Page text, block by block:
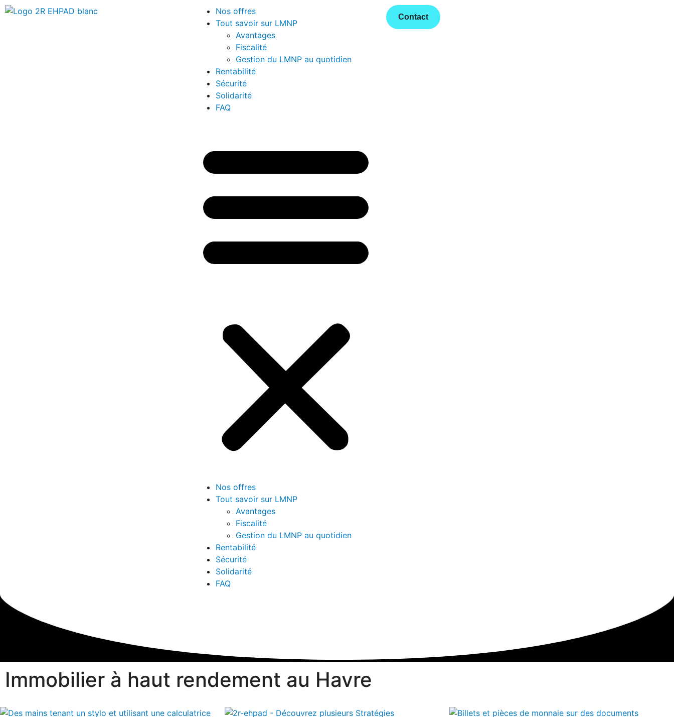
Nos offres
Tout savoir sur LMNP
Avantages
Fiscalité
Gestion du LMNP au quotidien
Rentabilité
Sécurité
Solidarité
FAQ
Nos offres
Tout savoir sur LMNP
Avantages
Fiscalité
Gestion du LMNP au quotidien
Rentabilité
Sécurité
Solidarité
FAQ
Contact
Immobilier à haut rendement au Havre